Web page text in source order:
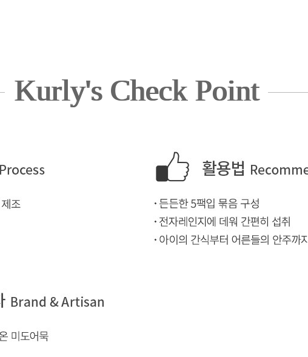
Kurly's Check Point